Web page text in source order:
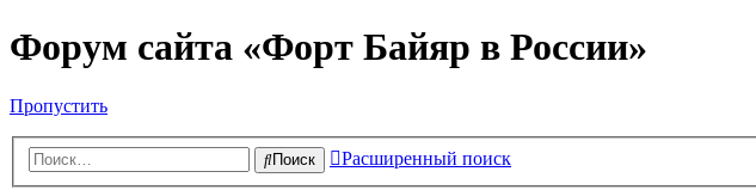
Форум сайта «Форт Байяр в России»
Пропустить
Поиск Расширенный поиск